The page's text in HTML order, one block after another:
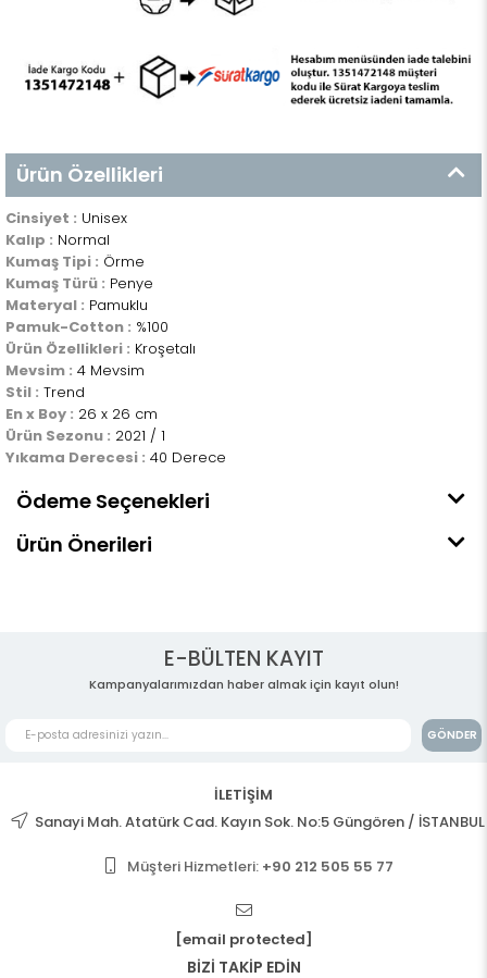
Ürün Özellikleri
Cinsiyet : Unisex
Kalıp : Normal
Kumaş Tipi : Örme
Kumaş Türü : Penye
Materyal : Pamuklu
Pamuk-Cotton : %100
Ürün Özellikleri : Kroşetalı
Mevsim : 4 Mevsim
Stil : Trend
En x Boy : 26 x 26 cm
Ürün Sezonu : 2021 / 1
Yıkama Derecesi : 40 Derece
Ödeme Seçenekleri
Ürün Önerileri
E-BÜLTEN KAYIT
Kampanyalarımızdan haber almak için kayıt olun!
GÖNDER
İLETİŞİM
Sanayi Mah. Atatürk Cad. Kayın Sok. No:5 Güngören / İSTANBUL
Müşteri Hizmetleri: +90 212 505 55 77
[email protected]
BİZİ TAKİP EDİN